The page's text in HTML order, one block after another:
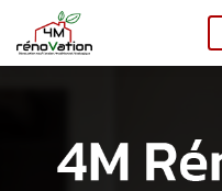
contenu
principal